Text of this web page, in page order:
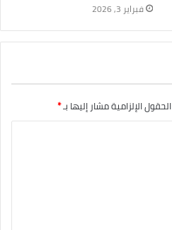
فبراير 3, 2026
الحقول الإلزامية مشار إليها بـ*